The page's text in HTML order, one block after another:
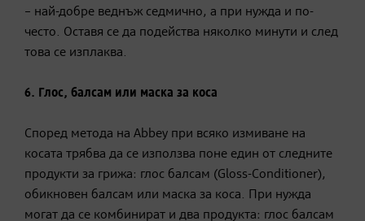
– най-добре веднъж седмично, а при нужда и по-
често. Оставя се да подейства няколко минути и след
това се изплаква.
6. Глос, балсам или маска за коса
Според метода на Abbey при всяко измиване на
косата трябва да се използва поне един от следните
продукти за грижа: глос балсам (Gloss-Conditioner),
обикновен балсам или маска за коса. При нужда
могат да се комбинират и два продукта: глос балсам